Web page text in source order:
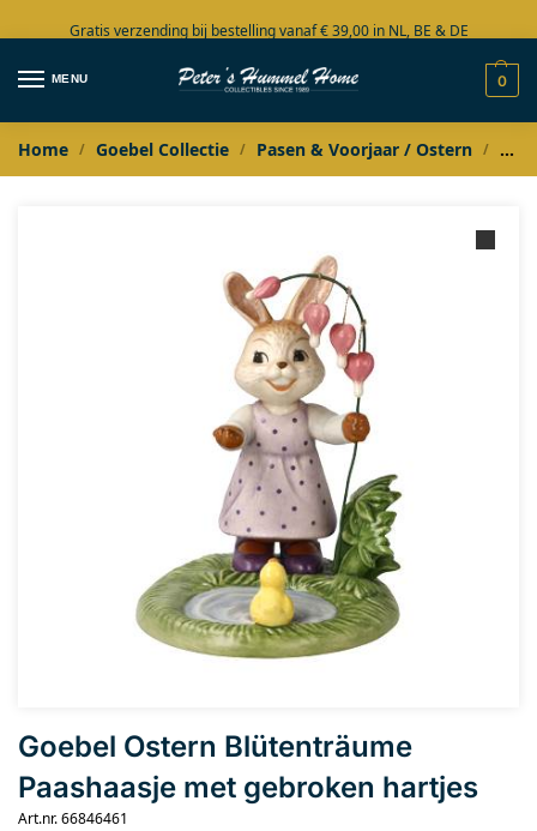
Gratis verzending bij bestelling vanaf € 39,00 in NL, BE & DE
Grote collectie in voorraad
MENU 0
Home / Goebel Collectie / Pasen & Voorjaar / Ostern /
Goebel Ostern Blütenträume
Paashaasje met gebroken hartjes
Art.nr. 66846461